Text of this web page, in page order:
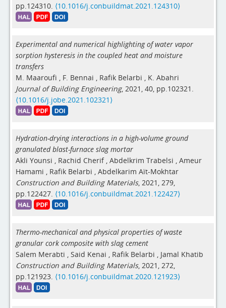
pp.124310. ⟨10.1016/j.conbuildmat.2021.124310⟩
Experimental and numerical highlighting of water vapor
sorption hysteresis in the coupled heat and moisture
transfers
M. Maaroufi , F. Bennai , Rafik Belarbi , K. Abahri
Journal of Building Engineering, 2021, 40, pp.102321.
⟨10.1016/j.jobe.2021.102321⟩
Hydration-drying interactions in a high-volume ground
granulated blast-furnace slag mortar
Akli Younsi , Rachid Cherif, Abdelkrim Trabelsi , Ameur
Hamami , Rafik Belarbi , Abdelkarim Aït-Mokhtar
Construction and Building Materials, 2021, 279,
pp.122427. ⟨10.1016/j.conbuildmat.2021.122427⟩
Thermo-mechanical and physical properties of waste
granular cork composite with slag cement
Salem Merabti , Said Kenai , Rafik Belarbi , Jamal Khatib
Construction and Building Materials, 2021, 272,
pp.121923. ⟨10.1016/j.conbuildmat.2020.121923⟩